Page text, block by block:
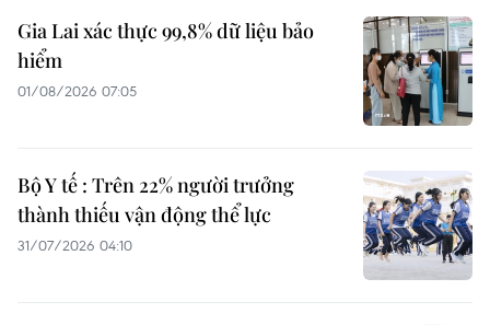
Gia Lai xác thực 99,8% dữ liệu bảo
hiểm
01/08/2026 07:05
Bộ Y tế : Trên 22% người trưởng
thành thiếu vận động thể lực
31/07/2026 04:10